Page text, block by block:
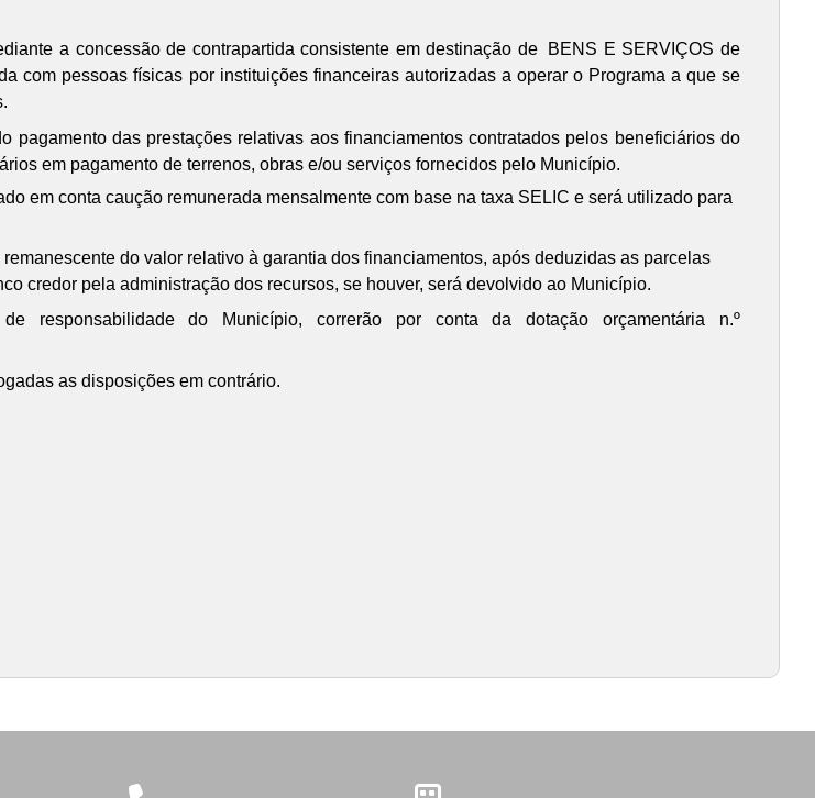
a concessão de contrapartida consistente em destinação de
BENS E SERVIÇOS de
com pessoas físicas por instituições financeiras autorizadas a operar o Programa a que se
das prestações relativas aos financiamentos contratados pelos beneficiários do
em pagamento de terrenos, obras e/ou serviços fornecidos pelo Município.
em conta caução remunerada mensalmente com base na taxa SELIC e será utilizado para
do valor relativo à garantia dos financiamentos, após deduzidas as parcelas
credor pela administração dos recursos, se houver, será devolvido ao Município.
responsabilidade do Município, correrão por conta da dotação orçamentária n.º
as disposições em contrário.